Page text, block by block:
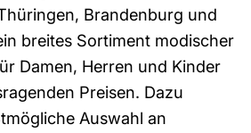
Brandenburg und
breites Sortiment modischer
Damen, Herren und Kinder
Preisen. Dazu
Auswahl an